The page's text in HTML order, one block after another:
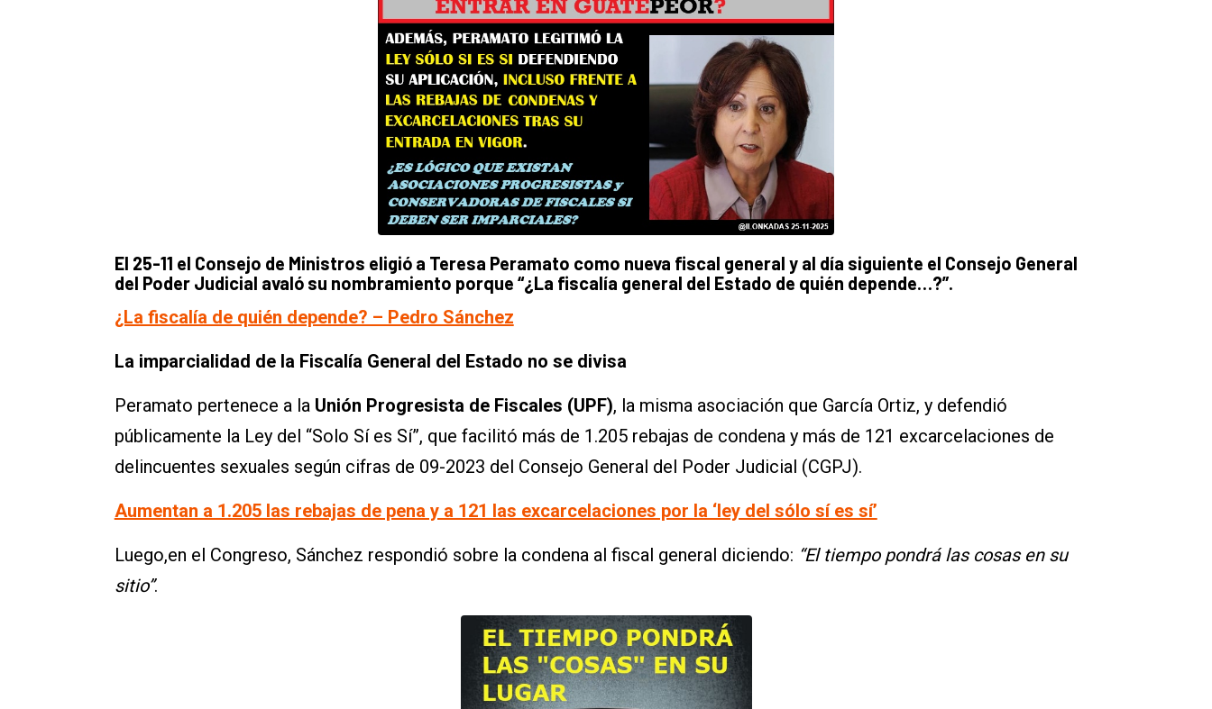
El 25-11 el Consejo de Ministros eligió a Teresa Peramato como nueva fiscal general y al día siguiente el Consejo General
del Poder Judicial avaló su nombramiento porque “¿La fiscalía general del Estado de quién depende…?”.
¿La fiscalía de quién depende? – Pedro Sánchez
La imparcialidad de la Fiscalía General del Estado no se divisa
Peramato pertenece a la Unión Progresista de Fiscales (UPF), la misma asociación que García Ortiz, y defendió
públicamente la Ley del “Solo Sí es Sí”, que facilitó más de 1.205 rebajas de condena y más de 121 excarcelaciones de
delincuentes sexuales según cifras de 09-2023 del Consejo General del Poder Judicial (CGPJ).
Aumentan a 1.205 las rebajas de pena y a 121 las excarcelaciones por la ‘ley del sólo sí es sí’
Luego,en el Congreso, Sánchez respondió sobre la condena al fiscal general diciendo: “El tiempo pondrá las cosas en su
sitio”.